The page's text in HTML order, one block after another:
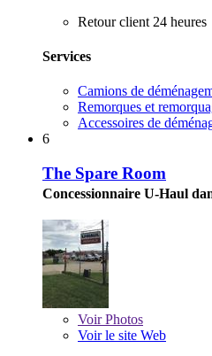
Retour client 24 heures
Services
Camions de
Remorques et
Accessoires de
6
The Spare Room
Concessionnaire U-Haul
VoirPhotos
Voir le site Web